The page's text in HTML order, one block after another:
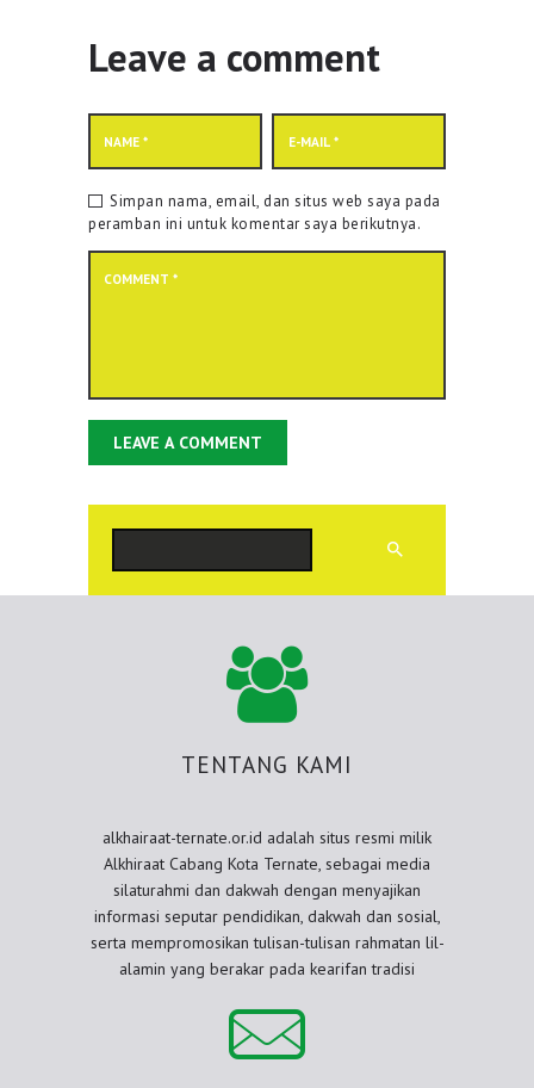
Leave a comment
Simpan nama, email, dan situs web saya pada
peramban ini untuk komentar saya berikutnya.
TENTANG KAMI
alkhairaat-ternate.or.id adalah situs resmi milik
Alkhiraat Cabang Kota Ternate, sebagai media
silaturahmi dan dakwah dengan menyajikan
informasi seputar pendidikan, dakwah dan sosial,
serta mempromosikan tulisan-tulisan rahmatan lil-
alamin yang berakar pada kearifan tradisi